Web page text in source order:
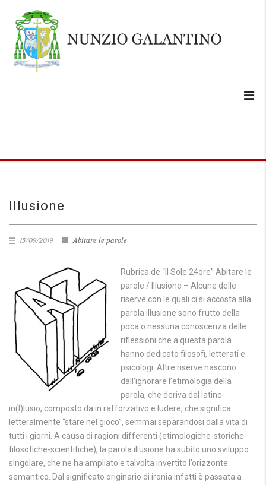
Illusione
15/09/2019 Abitare le parole
Rubrica de “Il Sole 24ore” Abitare le
parole / Illusione – Alcune delle
riserve con le quali ci si accosta alla
parola illusione sono frutto della
poca o nessuna conoscenza delle
riflessioni che a questa parola
hanno dedicato filosofi, letterati e
psicologi. Altre riserve nascono
dall’ignorare l’etimologia della
parola, che deriva dal latino
in(l)lusio, composto da in rafforzativo e ludere, che significa
letteralmente “stare nel gioco”, semmai separandosi dalla vita di
tutti i giorni. A causa di ragioni differenti (etimologiche-storiche-
filosofiche-scientifiche), la parola illusione ha subìto uno sviluppo
singolare, che ne ha ampliato e talvolta invertito l’orizzonte
semantico. Dal significato originario di ironia infatti è passata a